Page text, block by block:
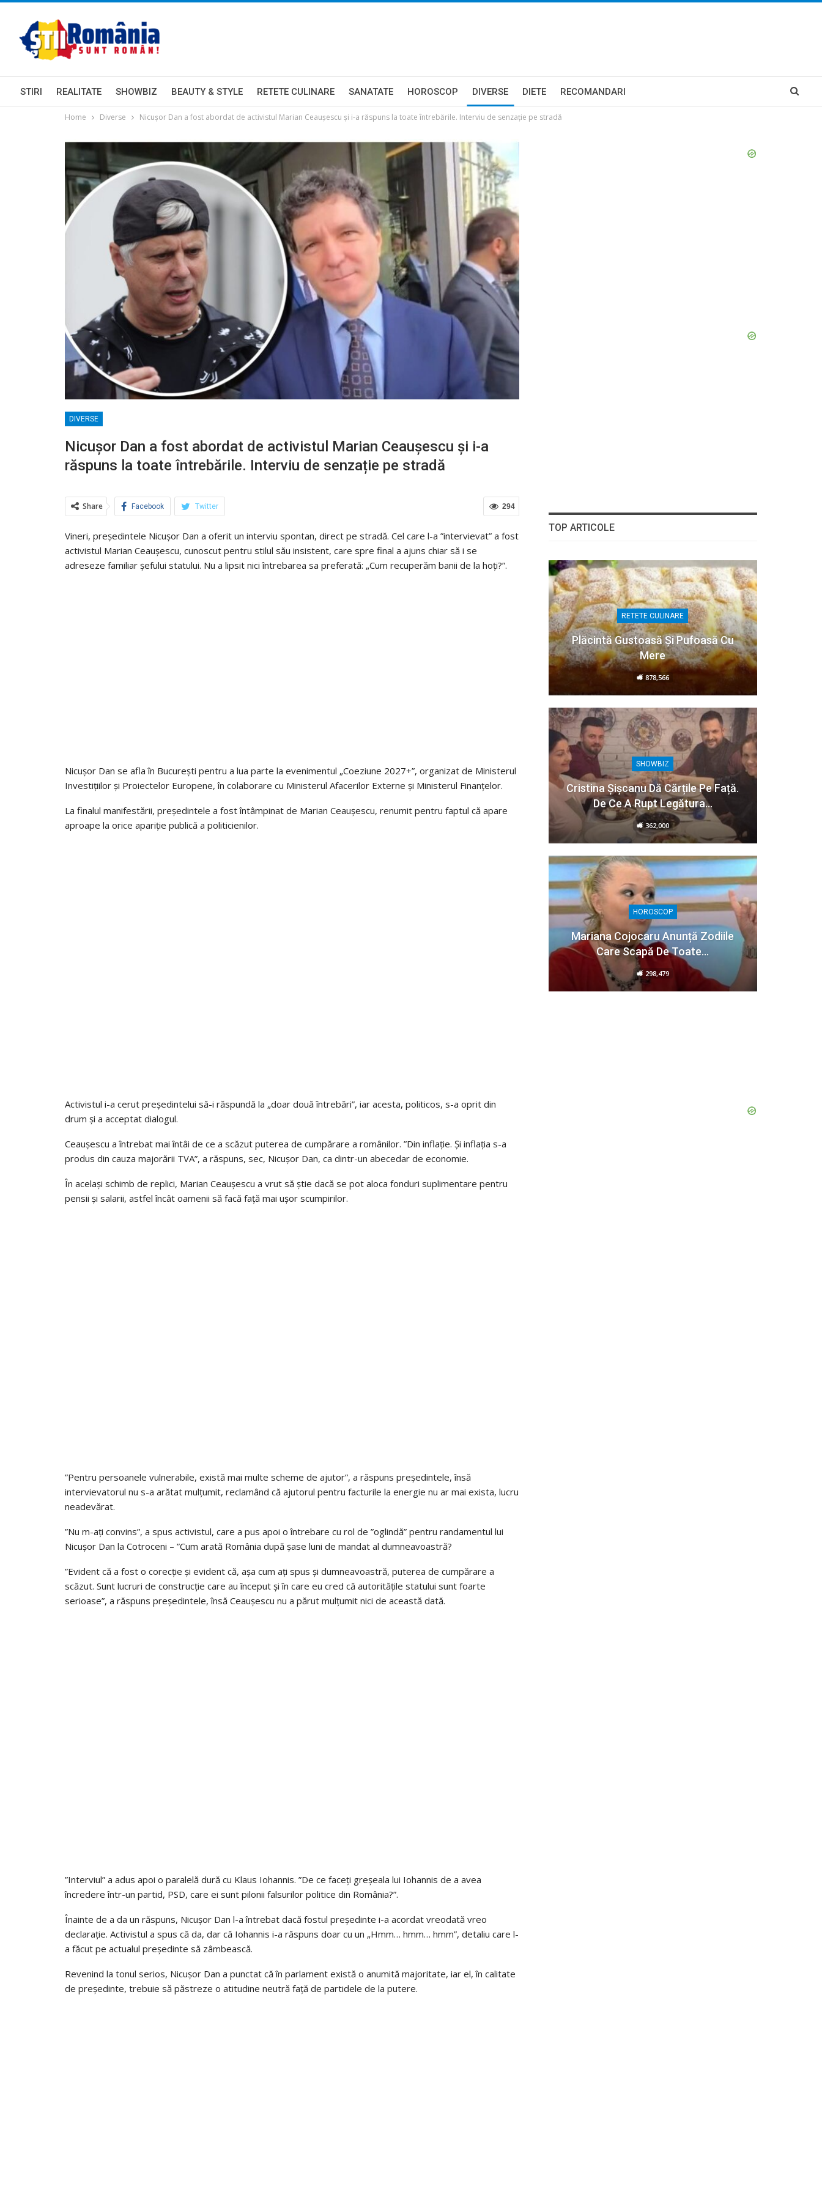
STIRI REALITATE SHOWBIZ BEAUTY & STYLE RETETE CULINARE SANATATE HOROSCOP DIVERSE DIETE RECOMANDARI
Home Diverse Nicușor Dan a fost abordat de activistul Marian Ceaușescu și i-a răspuns la toate întrebările. Interviu de senzație pe stradă
DIVERSE
Nicușor Dan a fost abordat de activistul Marian Ceaușescu și i-a
răspuns la toate întrebările. Interviu de senzație pe stradă
294
Share Facebook Twitter
Vineri, președintele Nicușor Dan a oferit un interviu spontan, direct pe stradă. Cel care l-a ”intervievat” a fost
activistul Marian Ceaușescu, cunoscut pentru stilul său insistent, care spre final a ajuns chiar să i se
adreseze familiar șefului statului. Nu a lipsit nici întrebarea sa preferată: „Cum recuperăm banii de la hoți?”.
Nicușor Dan se afla în București pentru a lua parte la evenimentul „Coeziune 2027+”, organizat de Ministerul
Investițiilor și Proiectelor Europene, în colaborare cu Ministerul Afacerilor Externe și Ministerul Finanțelor.
La finalul manifestării, președintele a fost întâmpinat de Marian Ceaușescu, renumit pentru faptul că apare
aproape la orice apariție publică a politicienilor.
Activistul i-a cerut președintelui să-i răspundă la „doar două întrebări”, iar acesta, politicos, s-a oprit din
drum și a acceptat dialogul.
Ceaușescu a întrebat mai întâi de ce a scăzut puterea de cumpărare a românilor. ”Din inflație. Și inflația s-a
produs din cauza majorării TVA”, a răspuns, sec, Nicușor Dan, ca dintr-un abecedar de economie.
În același schimb de replici, Marian Ceaușescu a vrut să știe dacă se pot aloca fonduri suplimentare pentru
pensii și salarii, astfel încât oamenii să facă față mai ușor scumpirilor.
”Pentru persoanele vulnerabile, există mai multe scheme de ajutor”, a răspuns președintele, însă
intervievatorul nu s-a arătat mulțumit, reclamând că ajutorul pentru facturile la energie nu ar mai exista, lucru
neadevărat.
”Nu m-ați convins”, a spus activistul, care a pus apoi o întrebare cu rol de ”oglindă” pentru randamentul lui
Nicușor Dan la Cotroceni – ”Cum arată România după șase luni de mandat al dumneavoastră?
”Evident că a fost o corecție și evident că, așa cum ați spus și dumneavoastră, puterea de cumpărare a
scăzut. Sunt lucruri de construcție care au început și în care eu cred că autoritățile statului sunt foarte
serioase”, a răspuns președintele, însă Ceaușescu nu a părut mulțumit nici de această dată.
”Interviul” a adus apoi o paralelă dură cu Klaus Iohannis. ”De ce faceți greșeala lui Iohannis de a avea
încredere într-un partid, PSD, care ei sunt pilonii falsurilor politice din România?”.
Înainte de a da un răspuns, Nicușor Dan l-a întrebat dacă fostul președinte i-a acordat vreodată vreo
declarație. Activistul a spus că da, dar că Iohannis i-a răspuns doar cu un „Hmm… hmm… hmm”, detaliu care l-
a făcut pe actualul președinte să zâmbească.
Revenind la tonul serios, Nicușor Dan a punctat că în parlament există o anumită majoritate, iar el, în calitate
de președinte, trebuie să păstreze o atitudine neutră față de partidele de la putere.
TOP ARTICOLE
RETETE CULINARE
Plăcintă Gustoasă Și Pufoasă Cu
Mere
878,566
SHOWBIZ
Cristina Șișcanu Dă Cărțile Pe Față.
De Ce A Rupt Legătura…
362,000
HOROSCOP
Mariana Cojocaru Anunță Zodiile
Care Scapă De Toate…
298,479